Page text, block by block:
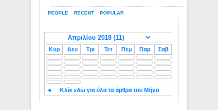
PEOPLE RECENT POPULAR
Κυρ Δευ Τρι Τετ Πεμ Παρ Σαβ
◄ Κλίκ εδώ για όλα τα άρθρα του Μήνα